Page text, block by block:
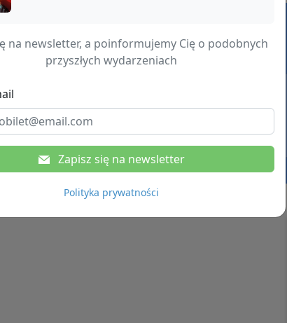
na newsletter, a poinformujemy Cię o podobnych
przyszłych wydarzeniach
Zapisz się na newsletter
Polityka prywatności